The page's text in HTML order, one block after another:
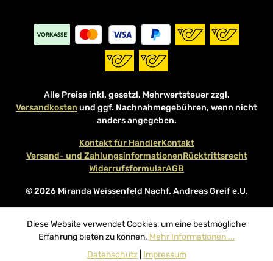
Alle Preise inkl. gesetzl. Mehrwertsteuer zzgl.
Versandkosten und ggf. Nachnahmegebühren, wenn nicht
anders angegeben.
© 2026 Miranda Weissenfeld Nachf. Andreas Greif e.U.
Kontakt für HändlerKontakt
Versand- und ZahlungsinformationenRücktrittsrecht
WiderrufsformularAGB
Diese Website verwendet Cookies, um eine bestmögliche
Erfahrung bieten zu können. Mehr Informationen ...
Datenschutz| Impressum